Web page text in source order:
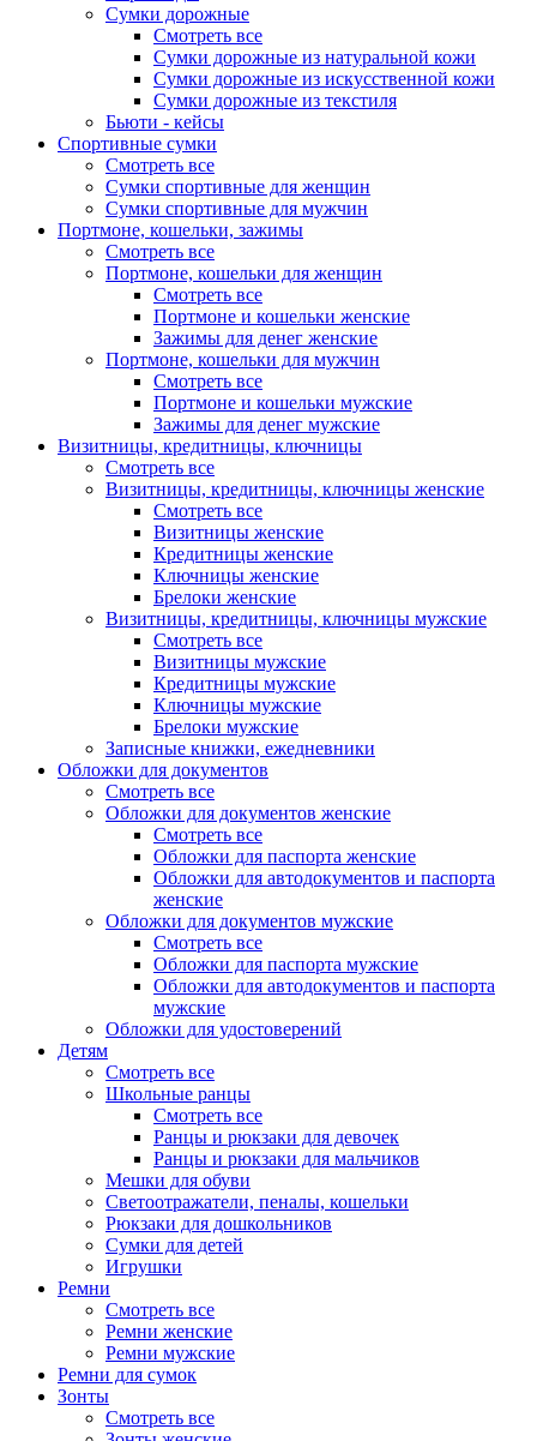
Сумки дорожные
Смотреть все
Сумки дорожные из натуральной кожи
Сумки дорожные из искусственной кожи
Сумки дорожные из текстиля
Бьюти - кейсы
Спортивные сумки
Смотреть все
Сумки спортивные для женщин
Сумки спортивные для мужчин
Портмоне, кошельки, зажимы
Смотреть все
Портмоне, кошельки для женщин
Смотреть все
Портмоне и кошельки женские
Зажимы для денег женские
Портмоне, кошельки для мужчин
Смотреть все
Портмоне и кошельки мужские
Зажимы для денег мужские
Визитницы, кредитницы, ключницы
Смотреть все
Визитницы, кредитницы, ключницы женские
Смотреть все
Визитницы женские
Кредитницы женские
Ключницы женские
Брелоки женские
Визитницы, кредитницы, ключницы мужские
Смотреть все
Визитницы мужские
Кредитницы мужские
Ключницы мужские
Брелоки мужские
Записные книжки, ежедневники
Обложки для документов
Смотреть все
Обложки для документов женские
Смотреть все
Обложки для паспорта женские
Обложки для автодокументов и паспорта
женские
Обложки для документов мужские
Смотреть все
Обложки для паспорта мужские
Обложки для автодокументов и паспорта
мужские
Обложки для удостоверений
Детям
Смотреть все
Школьные ранцы
Смотреть все
Ранцы и рюкзаки для девочек
Ранцы и рюкзаки для мальчиков
Мешки для обуви
Светоотражатели, пеналы, кошельки
Рюкзаки для дошкольников
Сумки для детей
Игрушки
Ремни
Смотреть все
Ремни женские
Ремни мужские
Ремни для сумок
Зонты
Смотреть все